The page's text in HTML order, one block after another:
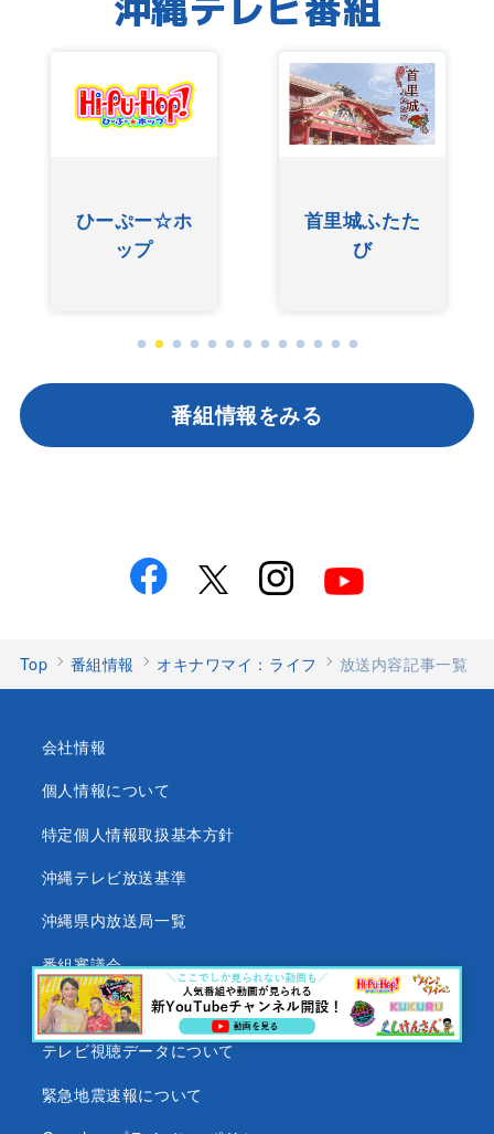
ひーぷー☆ホ
ップ
首里城ふたた
び
番組情報をみる
Top 番組情報 オキナワマイ：ライフ 放送内容記事一覧
会社情報
個人情報について
特定個人情報取扱基本方針
沖縄テレビ放送基準
沖縄県内放送局一覧
番組審議会
沖縄テレビ名義の後援依頼について
テレビ視聴データについて
緊急地震速報について